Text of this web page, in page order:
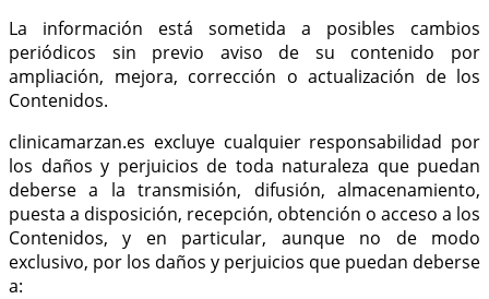
La información está sometida a posibles cambios
periódicos sin previo aviso de su contenido por
ampliación, mejora, corrección o actualización de los
Contenidos.
clinicamarzan.es excluye cualquier responsabilidad por
los daños y perjuicios de toda naturaleza que puedan
deberse a la transmisión, difusión, almacenamiento,
puesta a disposición, recepción, obtención o acceso a los
Contenidos, y en particular, aunque no de modo
exclusivo, por los daños y perjuicios que puedan deberse
a: